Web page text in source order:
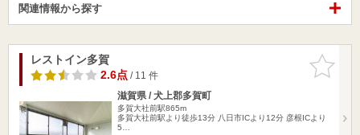
関連情報から探す
お気に入
りに追加
レストイン多賀
2.6点/ 11 件
滋賀県 / 犬上郡多賀町
多賀大社前駅865m
多賀大社前駅より徒歩13分 八日市ICより12分 彦根ICより
5…